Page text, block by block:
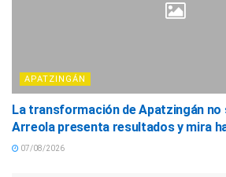
APATZINGÁN
La transformación de Apatzingán no
Arreola presenta resultados y mira
07/08/2026